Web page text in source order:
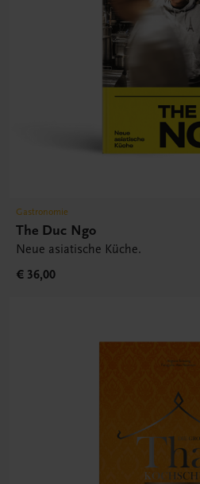
Gastronomie
The Duc Ngo
Neue asiatische Küche.
€ 36,00